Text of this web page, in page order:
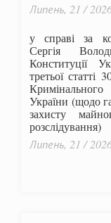
Липень, 21 /
у справі за
Сергія
Конституції
третьої статті
України (щодо
захисту
розслідування)
Липень, 21 /